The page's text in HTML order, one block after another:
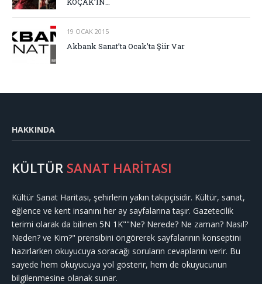
19 OCAK 2015
Akbank Sanat’ta Ocak’ta Şiir Var
HAKKINDA
KÜLTÜR SANAT HARİTASI
Kültür Sanat Haritası, şehirlerin yakın takipçisidir. Kültür, sanat,
eğlence ve kent insanını her ay sayfalarına taşır. Gazetecilik
terimi olarak da bilinen 5N 1K""Ne? Nerede? Ne zaman? Nasıl?
Neden? ve Kim?" prensibini öngörerek sayfalarının konseptini
hazırlarken okuyucuya soracağı soruların cevaplarını verir. Bu
sayede hem okuyucuya yol gösterir, hem de okuyucunun
bilgilenmesine olanak sunar.